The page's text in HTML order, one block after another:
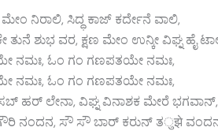
ನಿರಾಲಿ, ಸಿದ್ಧ ಕಾಜ್ ಕರ್ದೇನೆ ವಾಲಿ,
ತುನೆ ಶುಭ ವರ, ಕ್ಷಣ ಮೇಂ ಉನ್ಕೀ ವಿಘ್ನ ಹೈ
ನಮಃ, ಓಂ ಗಂ ಗಣಪತಯೇ ನಮಃ,
ನಮಃ, ಓಂ ಗಂ ಗಣಪತಯೇ ನಮಃ,
ಹರ್ ಲೇನಾ, ವಿಘ್ನ ವಿನಾಶಕ ಮೇರೆ ಭಗವಾನ್,
ಗೌರಿ ನಂದನ, ಸೌ ಸೌ ಬಾರ್ ಕರುನ್ ತुझे